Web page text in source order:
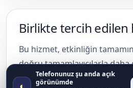
Birlikte tercih edilen
Bu hizmet, etkinliğin
doğru tamamlayıcılarla
Telefonunuz şu anda açık
görünümde